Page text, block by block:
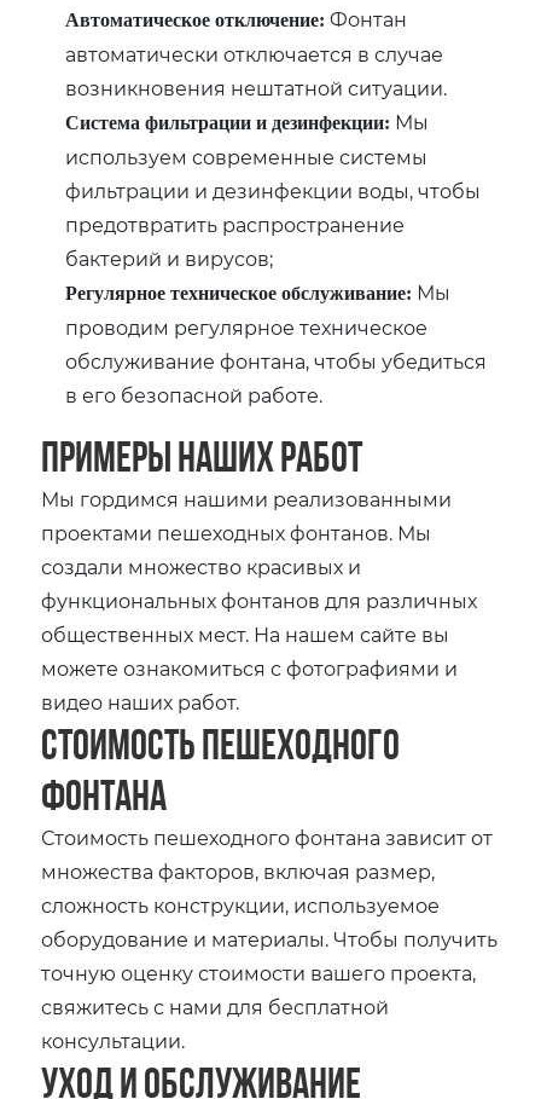
Автоматическое отключение: Фонтан
автоматически отключается в случае
возникновения нештатной ситуации.
Система фильтрации и дезинфекции: Мы
используем современные системы
фильтрации и дезинфекции воды, чтобы
предотвратить распространение
бактерий и вирусов;
Регулярное техническое обслуживание: Мы
проводим регулярное техническое
обслуживание фонтана, чтобы убедиться
в его безопасной работе.
Примеры наших работ
Мы гордимся нашими реализованными
проектами пешеходных фонтанов. Мы
создали множество красивых и
функциональных фонтанов для различных
общественных мест. На нашем сайте вы
можете ознакомиться с фотографиями и
видео наших работ.
Стоимость пешеходного
фонтана
Стоимость пешеходного фонтана зависит от
множества факторов, включая размер,
сложность конструкции, используемое
оборудование и материалы. Чтобы получить
точную оценку стоимости вашего проекта,
свяжитесь с нами для бесплатной
консультации.
Уход и обслуживание